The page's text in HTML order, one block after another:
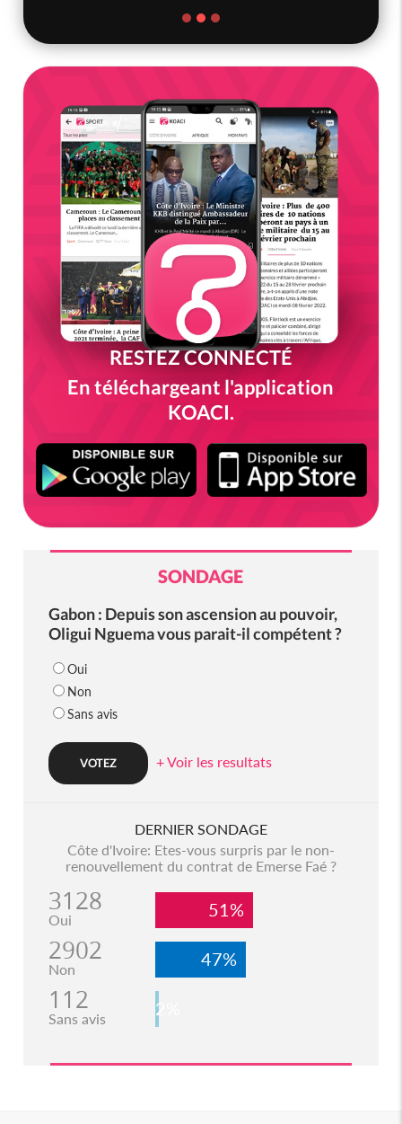
RESTEZ CONNECTÉ
En téléchargeant l'application
KOACI.
SONDAGE
Gabon : Depuis son ascension au pouvoir,
Oligui Nguema vous parait-il compétent ?
Oui
Non
Sans avis
+ Voir les resultats
DERNIER SONDAGE
Côte d'Ivoire: Etes-vous surpris par le non-
renouvellement du contrat de Emerse Faé ?
3128
Oui 51%
2902
Non 47%
112
Sans avis 2%